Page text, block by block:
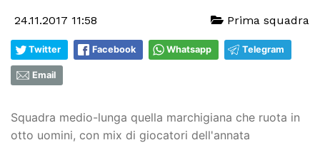
24.11.2017 11:58 Prima squadra
Twitter Facebook Whatsapp Telegram
Email
Squadra medio-lunga quella marchigiana che ruota in
otto uomini, con mix di giocatori dell'annata